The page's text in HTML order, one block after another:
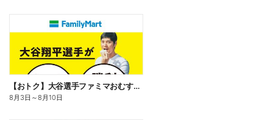
【おトク】大谷選手ファミマおむすび割
8月3日 ～8月10日